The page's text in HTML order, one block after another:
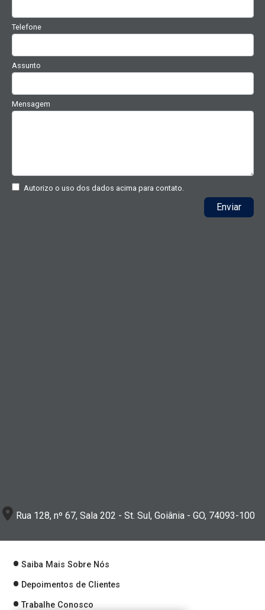
Telefone
Assunto
Mensagem
Autorizo o uso dos dados acima para contato.
Enviar
Rua 128, nº 67, Sala 202 - St. Sul, Goiânia - GO, 74093-100
Saiba Mais Sobre Nós
Depoimentos de Clientes
Trabalhe Conosco